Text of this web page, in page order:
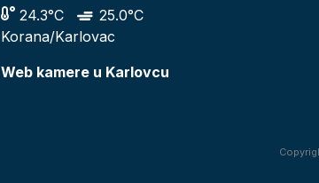
24.3°C
25.0°C
Korana/Karlovac
Web kamere u Karlovcu